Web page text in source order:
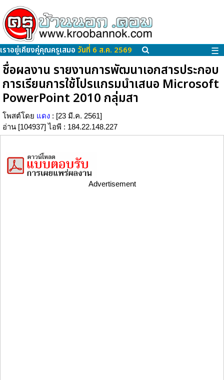
เราอยู่เคียงคู่คุณครูเสมอ วันที่ 6 ส.ค. 2569 ☰
ชื่อผลงาน รายงานการพัฒนาเอกสารประกอบ
การเรียนการใช้โปรแกรมนำเสนอ Microsoft
PowerPoint 2010 กลุ่มสา
โพสต์โดย แดง : [23 มี.ค. 2561]
อ่าน [104937] ไอพี : 184.22.148.227
Advertisement